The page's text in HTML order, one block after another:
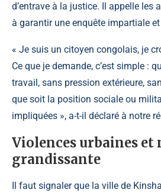
d’entrave à la justice. Il appelle les
à garantir une enquête impartiale
« Je suis un citoyen congolais, je
Ce que je demande, c’est simple :
travail, sans pression extérieure,
que soit la position sociale ou
impliquées », a-t-il déclaré à notre
Violences urbaines et
grandissante
Il faut signaler que la ville de